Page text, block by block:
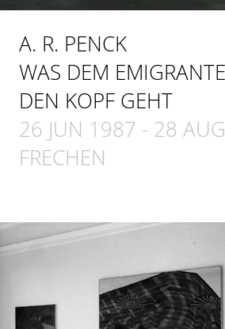
A. R. PENCK
WAS DEM
DEN KOPF GEHT
26 JUN 1987 - 28
FRECHEN